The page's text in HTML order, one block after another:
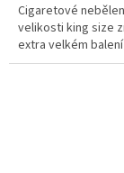
Cigaretové
velikosti king size
extra velkém